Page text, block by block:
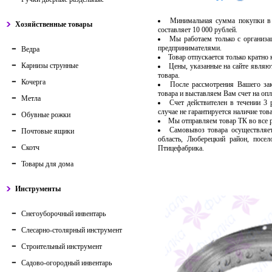
Хозяйственные товары
Ведра
Карнизы струнные
Кочерга
Метла
Обувные рожки
Почтовые ящики
Скотч
Товары для дома
Инструменты
Снегоуборочный инвентарь
Слесарно-столярный инструмент
Строительный инструмент
Садово-огородный инвентарь
Минимальная сумма покупки в
составляет 10 000 рублей.
Мы работаем только с
предпринимателями.
Товар отпускается только
Цены, указанные на сайте
товара.
После рассмотрения Вашего
товара и выставляем Вам счет на
Счет действителен в течении
случае не гарантируется наличие
Мы отправляем товар ТК во
Самовывоз товара
область, Люберецкий район,
Птицефабрика.